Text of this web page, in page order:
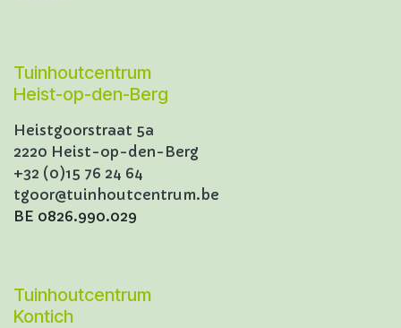
Tuinhoutcentrum
Heist-op-den-Berg
Heistgoorstraat 5a
2220 Heist-op-den-Berg
+32 (0)15 76 24 64
tgoor@tuinhoutcentrum.be
BE 0826.990.029
Tuinhoutcentrum
Kontich